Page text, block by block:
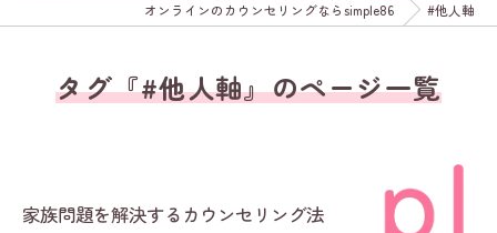
オンラインのカウンセリングならsimple86 #他人軸
タグ『#他人軸』のページ一覧
家族問題を解決するカウンセリング法